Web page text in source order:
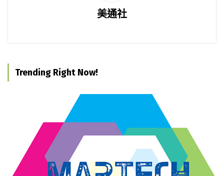
美通社
Trending Right Now!